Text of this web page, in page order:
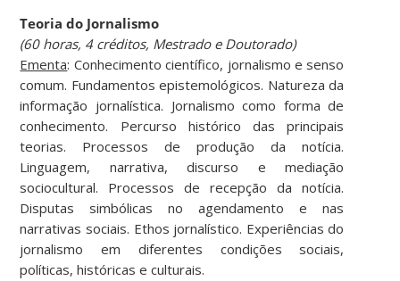
Teoria do Jornalismo
(60 horas, 4 créditos, Mestrado e Doutorado)
Ementa: Conhecimento científico, jornalismo e senso
comum. Fundamentos epistemológicos. Natureza da
informação jornalística. Jornalismo como forma de
conhecimento. Percurso histórico das principais
teorias. Processos de produção da notícia.
Linguagem, narrativa, discurso e mediação
sociocultural. Processos de recepção da notícia.
Disputas simbólicas no agendamento e nas
narrativas sociais. Ethos jornalístico. Experiências do
jornalismo em diferentes condições sociais,
políticas, históricas e culturais.